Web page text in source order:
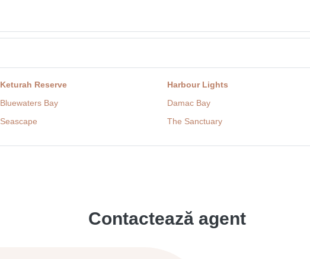
Keturah Reserve Harbour Lights
Bluewaters Bay Damac Bay
Seascape The Sanctuary
Contactează agent